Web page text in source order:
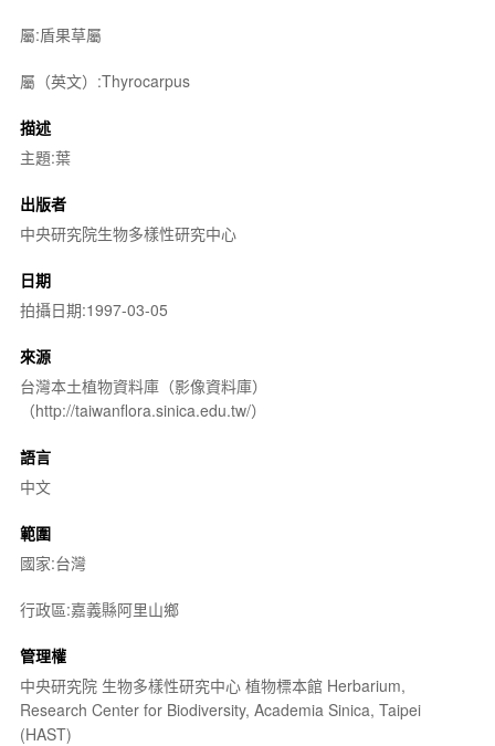
屬:盾果草屬
屬（英文）:Thyrocarpus
描述
主題:葉
出版者
中央研究院生物多樣性研究中心
日期
拍攝日期:1997-03-05
來源
台灣本土植物資料庫（影像資料庫）
（http://taiwanflora.sinica.edu.tw/）
語言
中文
範圍
國家:台灣
行政區:嘉義縣阿里山鄉
管理權
中央研究院 生物多樣性研究中心 植物標本館 Herbarium,
Research Center for Biodiversity, Academia Sinica, Taipei
(HAST)